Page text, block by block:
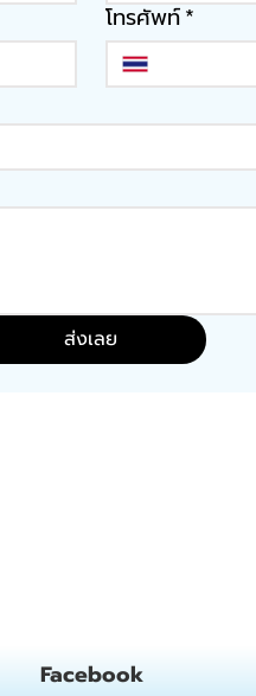
โทรศัพท์*
ส่งเลย
Facebook